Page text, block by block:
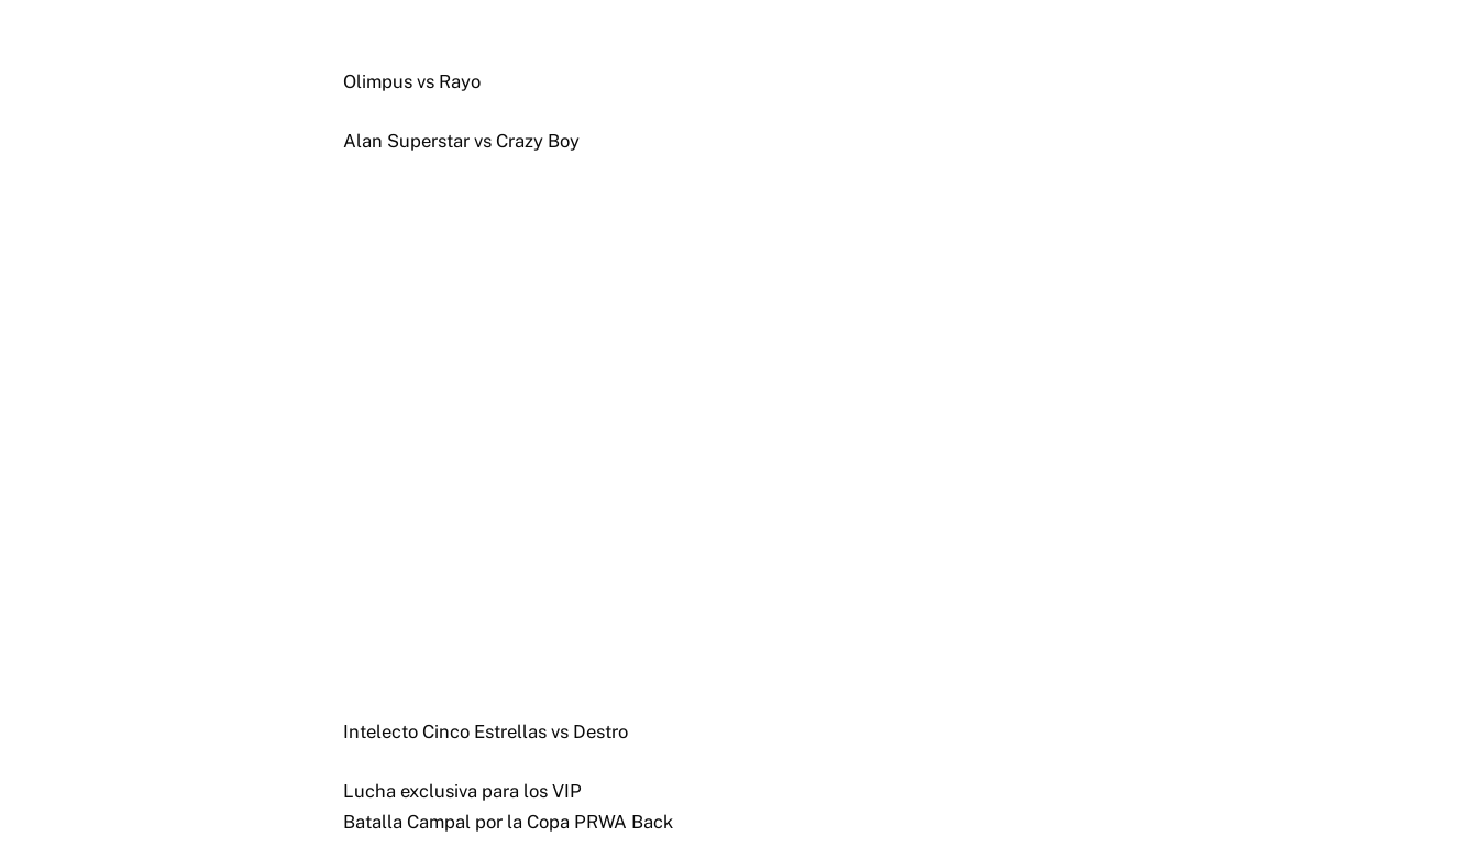
Olimpus vs Rayo
Alan Superstar vs Crazy Boy
Intelecto Cinco Estrellas vs Destro
Lucha exclusiva para los VIP
Batalla Campal por la Copa PRWA Back